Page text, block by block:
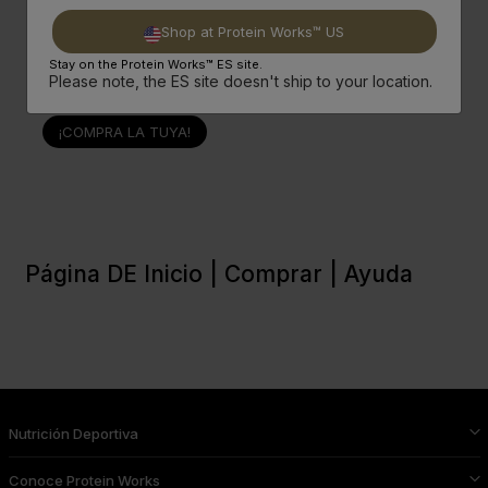
+Con Mango Para Un Diseño Conveniente
¡COMPRA LA TUYA!
Página DE Inicio | Comprar | Ayuda
Nutrición Deportiva
Conoce Protein Works
Shop at Protein Works™ US
Stay on the Protein Works™ ES site.
Please note, the ES site doesn't ship to your location.